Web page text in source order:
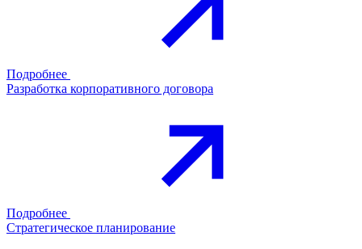
Подробнее
Разработка корпоративного договора
Подробнее
Стратегическое планирование